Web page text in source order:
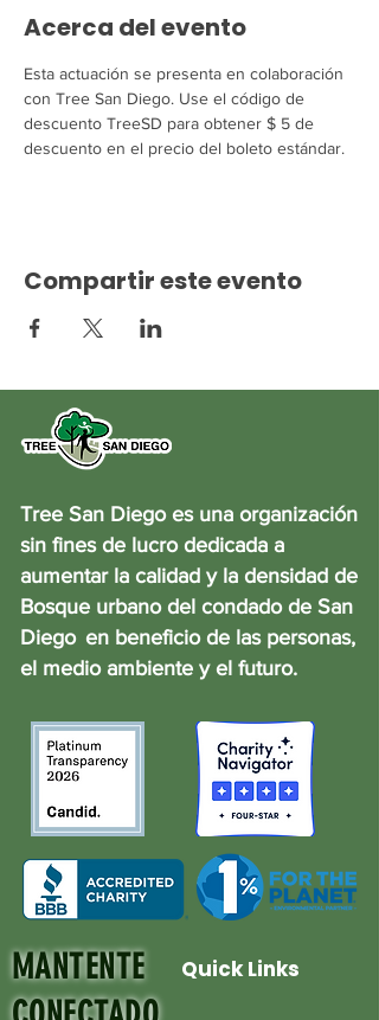
Acerca del evento
Esta actuación se presenta en colaboración
con Tree San Diego. Use el código de
descuento TreeSD para obtener $ 5 de
descuento en el precio del boleto estándar.
Compartir este evento
Tree San Diego es una organización
sin fines de lucro dedicada a
aumentar la calidad y la densidad de
Bosque urbano del condado de San
Diego en beneficio de las personas,
el medio ambiente y el futuro.
MANTENTE
Quick Links